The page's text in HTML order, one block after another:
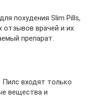
похудения Slim Pills,
отзывов врачей и их
препарат.
входят только
вещества и